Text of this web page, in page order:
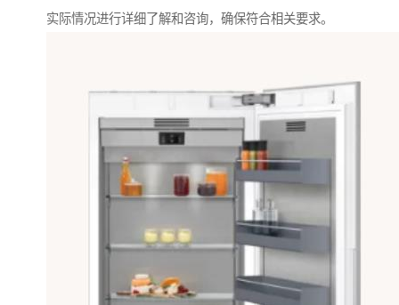
实际情况进行详细了解和咨询，确保符合相关要求。